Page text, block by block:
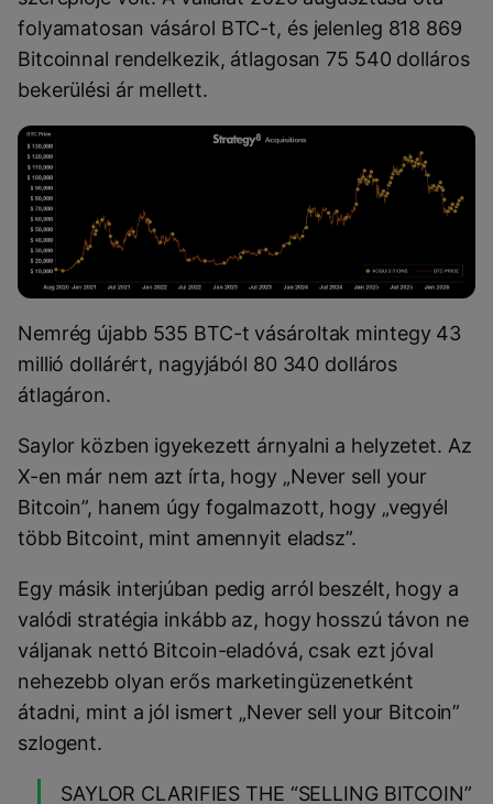
folyamatosan vásárol BTC-t, és jelenleg 818 869
Bitcoinnal rendelkezik, átlagosan 75 540 dolláros
bekerülési ár mellett.
Nemrég újabb 535 BTC-t vásároltak mintegy 43
millió dollárért, nagyjából 80 340 dolláros
átlagáron.
Saylor közben igyekezett árnyalni a helyzetet. Az
X-en már nem azt írta, hogy „Never sell your
Bitcoin”, hanem úgy fogalmazott, hogy „vegyél
több Bitcoint, mint amennyit eladsz”.
Egy másik interjúban pedig arról beszélt, hogy a
valódi stratégia inkább az, hogy hosszú távon ne
váljanak nettó Bitcoin-eladóvá, csak ezt jóval
nehezebb olyan erős marketingüzenetként
átadni, mint a jól ismert „Never sell your Bitcoin”
szlogent.
SAYLOR CLARIFIES THE “SELLING BITCOIN”